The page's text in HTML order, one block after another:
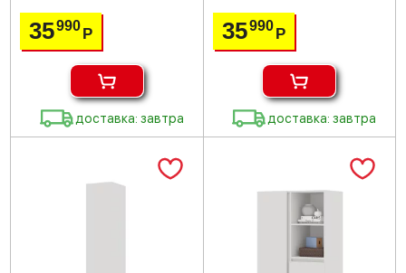
35990Р
доставка: завтра
35990 Р
доставка: завтра